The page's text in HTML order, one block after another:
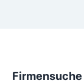
Firmensuche